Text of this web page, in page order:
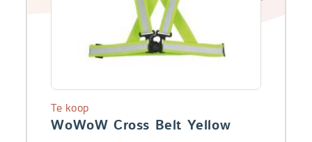
WoWoW Cross Belt Yellow
Te koop